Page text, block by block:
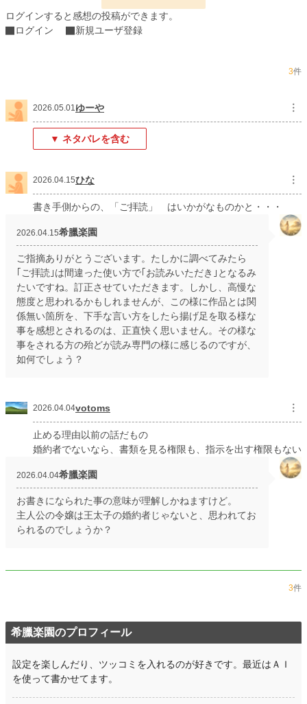
ログインすると感想の投稿ができます。
ログイン
新規ユーザ登録
3件
2026.05.01ゆーや ︙
▼ ネタバレを含む
2026.04.15ひな ︙
書き手側からの、「ご拝読」 はいかがなものかと・・・
2026.04.15希臘楽園
ご指摘ありがとうございます。たしかに調べてみたら
｢ご拝読｣は間違った使い方で｢お読みいただき｣となるみ
たいですね。訂正させていただきます。しかし、高慢な
態度と思われるかもしれませんが、この様に作品とは関
係無い箇所を、下手な言い方をしたら揚げ足を取る様な
事を感想とされるのは、正直快く思いません。その様な
事をされる方の殆どが読み専門の様に感じるのですが、
如何でしょう？
2026.04.04votoms ︙
止める理由以前の話だもの
婚約者でないなら、書類を見る権限も、指示を出す権限もない
2026.04.04希臘楽園
お書きになられた事の意味が理解しかねますけど。
主人公の令嬢は王太子の婚約者じゃないと、思われてお
られるのでしょうか？
3件
希臘楽園のプロフィール
設定を楽しんだり、ツッコミを入れるのが好きです。最近はＡＩ
を使って書かせてます。